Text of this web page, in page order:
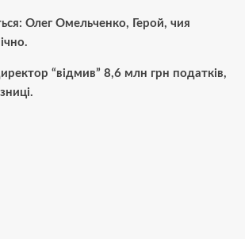
Олег Омельченко, Герой, чия
“відмив” 8,6 млн грн податків,